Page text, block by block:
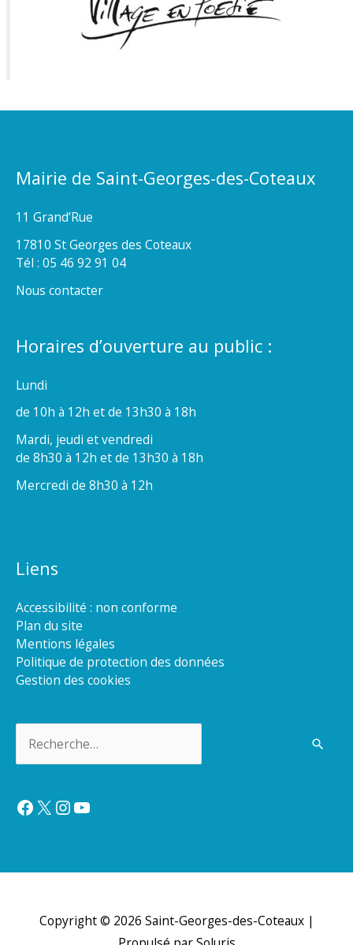
Mairie de Saint-Georges-des-Coteaux
11 Grand’Rue
17810 St Georges des Coteaux
Tél : 05 46 92 91 04
Nous contacter
Horaires d’ouverture au public :
Lundi
de 10h à 12h et de 13h30 à 18h
Mardi, jeudi et vendredi
de 8h30 à 12h et de 13h30 à 18h
Mercredi de 8h30 à 12h
Liens
Accessibilité : non conforme
Plan du site
Mentions légales
Politique de protection des données
Gestion des cookies
Facebook
X Instagram
YouTube
Copyright © 2026 Saint-Georges-des-Coteaux|